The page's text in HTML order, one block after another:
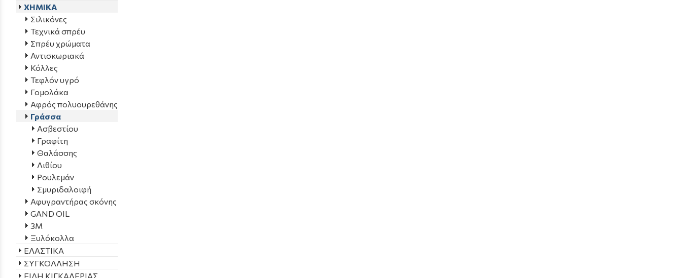
ΧΗΜΙΚΑ
Σιλικόνες
Τεχνικά σπρέυ
Σπρέυ χρώματα
Αντισκωριακά
Κόλλες
Τεφλόν υγρό
Γομολάκα
Αφρός πολυουρεθάνης
Γράσσα
Ασβεστίου
Γραφίτη
Θαλάσσης
Λιθίου
Ρουλεμάν
Σμυριδαλοιφή
Αφυγραντήρας σκόνης
GAND OIL
3Μ
Ξυλόκολλα
ΕΛΑΣΤΙΚΑ
ΣΥΓΚΟΛΛΗΣΗ
ΕΙΔΗ ΚΙΓΚΑΛΕΡΙΑΣ